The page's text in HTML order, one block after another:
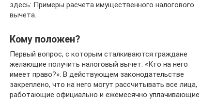
здесь: Примеры расчета имущественного налогового
вычета.
Кому положен?
Первый вопрос, с которым сталкиваются граждане
желающие получить налоговый вычет: «Кто на него
имеет право?». В действующем законодательстве
закреплено, что на него могут рассчитывать все лица,
работающие официально и ежемесячно уплачивающие